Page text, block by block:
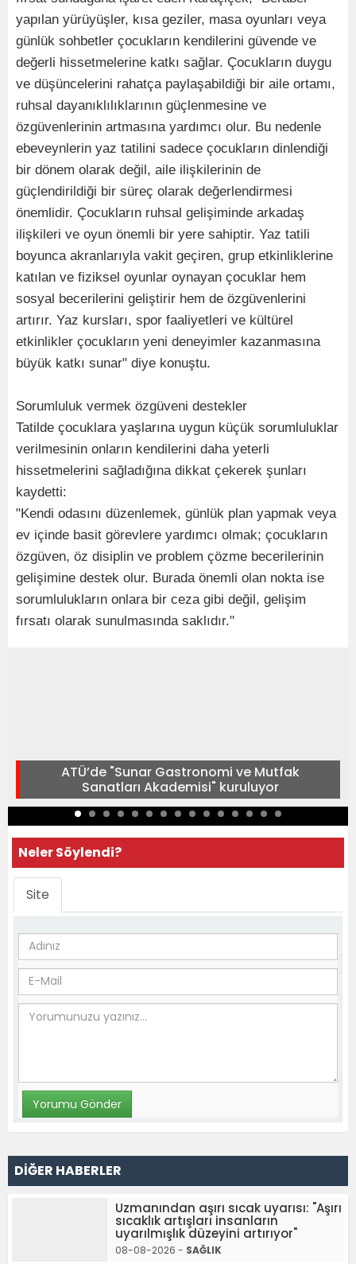
yapılan yürüyüşler, kısa geziler, masa oyunları veya
günlük sohbetler çocukların kendilerini güvende ve
değerli hissetmelerine katkı sağlar. Çocukların duygu
ve düşüncelerini rahatça paylaşabildiği bir aile ortamı,
ruhsal dayanıklılıklarının güçlenmesine ve
özgüvenlerinin artmasına yardımcı olur. Bu nedenle
ebeveynlerin yaz tatilini sadece çocukların dinlendiği
bir dönem olarak değil, aile ilişkilerinin de
güçlendirildiği bir süreç olarak değerlendirmesi
önemlidir. Çocukların ruhsal gelişiminde arkadaş
ilişkileri ve oyun önemli bir yere sahiptir. Yaz tatili
boyunca akranlarıyla vakit geçiren, grup etkinliklerine
katılan ve fiziksel oyunlar oynayan çocuklar hem
sosyal becerilerini geliştirir hem de özgüvenlerini
artırır. Yaz kursları, spor faaliyetleri ve kültürel
etkinlikler çocukların yeni deneyimler kazanmasına
büyük katkı sunar" diye konuştu.
Sorumluluk vermek özgüveni destekler
Tatilde çocuklara yaşlarına uygun küçük sorumluluklar
verilmesinin onların kendilerini daha yeterli
hissetmelerini sağladığına dikkat çekerek şunları
kaydetti:
"Kendi odasını düzenlemek, günlük plan yapmak veya
ev içinde basit görevlere yardımcı olmak; çocukların
özgüven, öz disiplin ve problem çözme becerilerinin
gelişimine destek olur. Burada önemli olan nokta ise
sorumlulukların onlara bir ceza gibi değil, gelişim
fırsatı olarak sunulmasında saklıdır."
ATÜ’de "Sunar Gastronomi ve Mutfak
Sanatları Akademisi" kuruluyor
Neler Söylendi?
Site
DİĞER HABERLER
Uzmanından aşırı sıcak uyarısı: "Aşırı
sıcaklık artışları insanların
uyarılmışlık düzeyini artırıyor"
08-08-2026 - SAĞLIK